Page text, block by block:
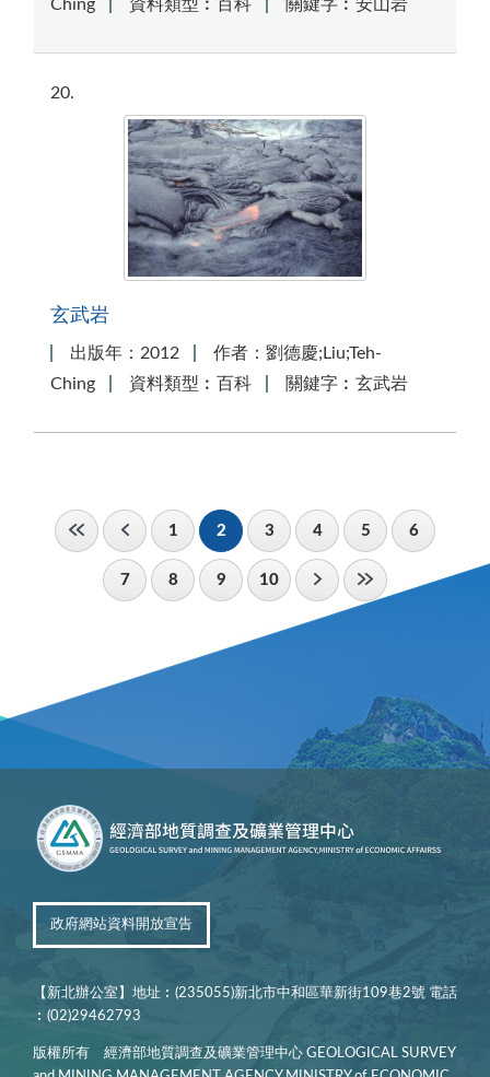
Ching
資料類型︰百科 關鍵字︰安山岩
20
玄武岩
出版年：2012
作者：劉德慶;Liu;Teh-
Ching
資料類型︰百科 關鍵字︰玄武岩
1 2 3 4 5 6
7 8 9 10
政府網站資料開放宣告
【新北辦公室】地址︰(235055)新北市中和區華新街109巷2號 電話
︰(02)29462793
版權所有 經濟部地質調查及礦業管理中心 GEOLOGICAL SURVEY